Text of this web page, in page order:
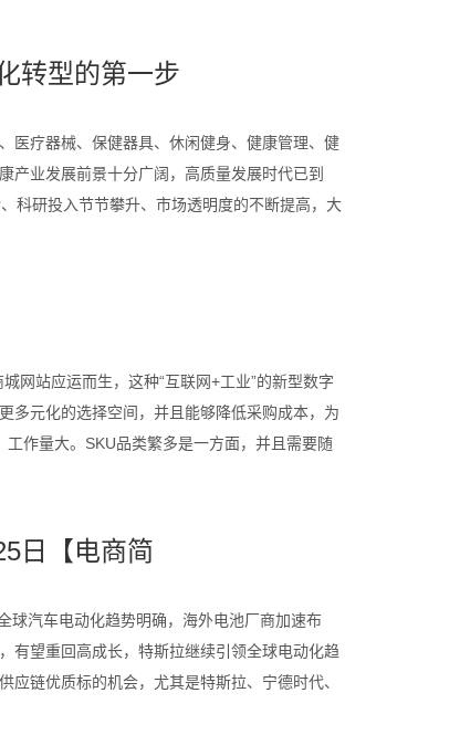
转型的第一步
医疗器械、保健器具、休闲健身、健康管理、健
产业发展前景十分广阔，高质量发展时代已到
科研投入节节攀升、市场透明度的不断提高，大
网站应运而生，这种“互联网+工业”的新型数字
多元化的选择空间，并且能够降低采购成本，为
作量大。SKU品类繁多是一方面，并且需要随
日【电商简
球汽车电动化趋势明确，海外电池厂商加速布
有望重回高成长，特斯拉继续引领全球电动化趋
链优质标的机会，尤其是特斯拉、宁德时代、